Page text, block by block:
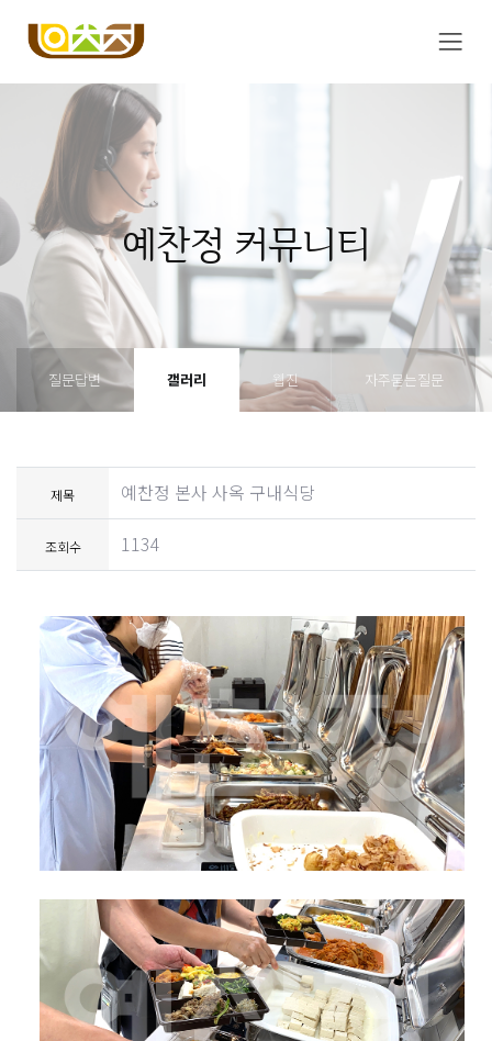
예찬정 커뮤니티
질문답변 갤러리 웹진 자주묻는질문
제목 예찬정 본사 사옥 구내식당
조회수 1134